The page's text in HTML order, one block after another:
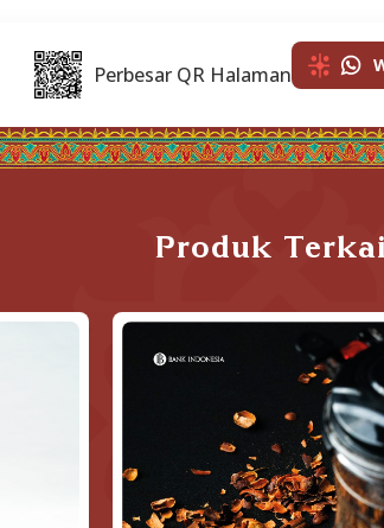
Perbesar QR Halaman
Produk